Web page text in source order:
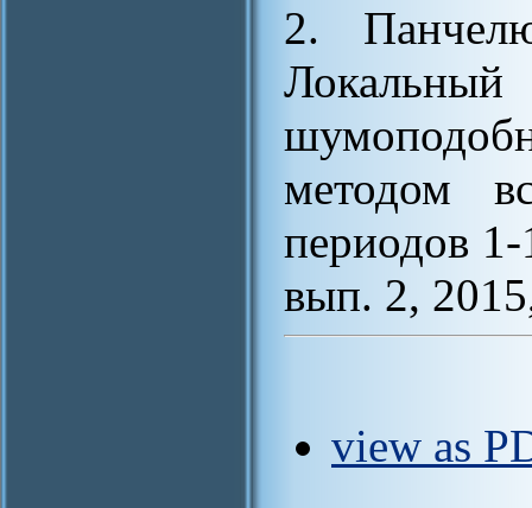
2.
методом
периодов
вып. 2,
view as